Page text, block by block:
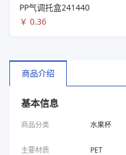
PP气调托盒241440
￥ 0.36
商品介绍
基本信息
商品分类 水果杯
主要材质 PET